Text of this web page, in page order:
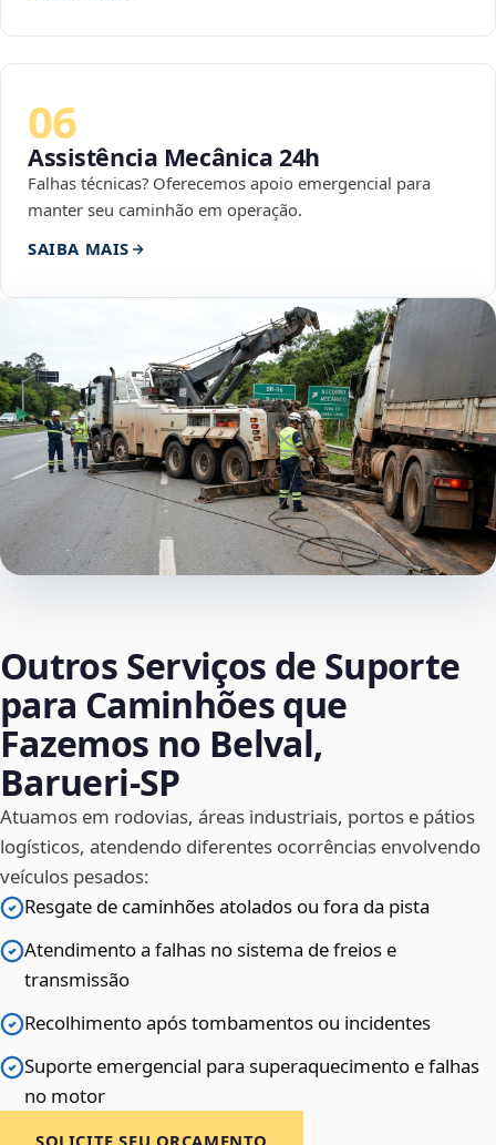
06
Assistência Mecânica 24h
Falhas técnicas? Oferecemos apoio emergencial para
manter seu caminhão em operação.
SAIBA MAIS
Outros Serviços de Suporte
para Caminhões que
Fazemos no Belval,
Barueri‑SP
Atuamos em rodovias, áreas industriais, portos e pátios
logísticos, atendendo diferentes ocorrências envolvendo
veículos pesados:
Resgate de caminhões atolados ou fora da pista
Atendimento a falhas no sistema de freios e
transmissão
Recolhimento após tombamentos ou incidentes
Suporte emergencial para superaquecimento e falhas
no motor